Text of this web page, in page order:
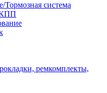
Тормозная система
КПП
ремкомплекты,